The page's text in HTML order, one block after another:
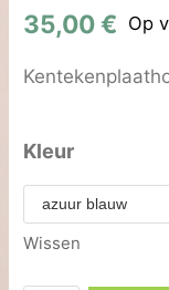
35,00€ Op
Kleur
Wissen